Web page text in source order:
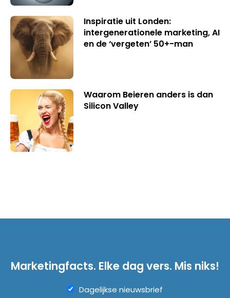
Inspiratie uit Londen:
intergenerationele marketing, AI
en de ‘vergeten’ 50+-man
Waarom Beieren anders is dan
Silicon Valley
Marketingfacts. Elke dag vers. Mis niks!
Dagelijkse nieuwsbrief